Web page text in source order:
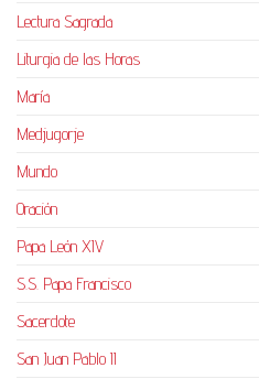
Lectura Sagrada
Liturgia de las Horas
María
Medjugorje
Mundo
Oración
Papa León XIV
S.S. Papa Francisco
Sacerdote
San Juan Pablo II